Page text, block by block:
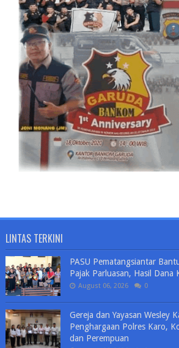
LINTAS TERKINI
PASU Pematangsiantar
Pajak Parluasan, Hasil Dana
August 06, 2026 0
Gereja dan Yayasan Wesley
Penghargaan Polres Karo,
dan Perempuan